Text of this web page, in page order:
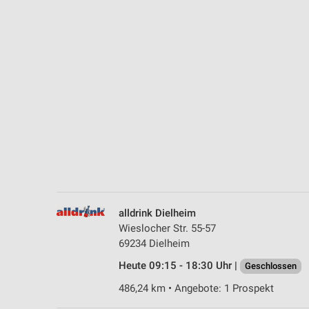
alldrink Dielheim
Wieslocher Str. 55-57
69234 Dielheim
Heute 09:15 - 18:30 Uhr |
Geschlossen
486,24 km • Angebote: 1 Prospekt